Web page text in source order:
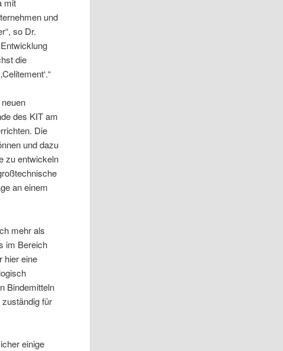
mit
und
so Dr.
die
des KIT am
Die
und dazu
zu entwickeln
an einem
mehr als
im Bereich
hier eine
Bindemitteln
für
einige